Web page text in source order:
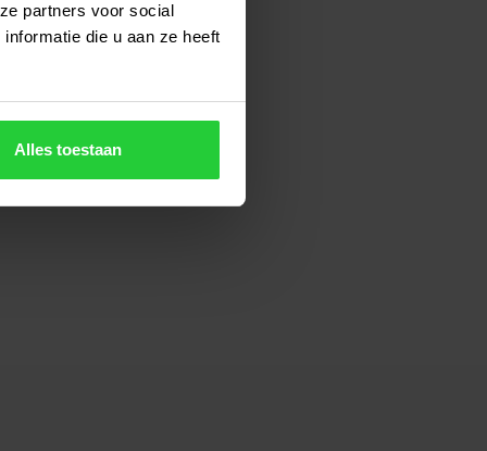
partners voor social
die u aan ze heeft
Alles toestaan